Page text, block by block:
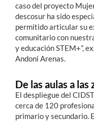
caso del proyecto
descosur ha sido
permitido articular su
comunitario con
y educación STEM+”,
Andoni Arenas.
De las aulas a
El despliegue del
cerca de 120
primario y secundario